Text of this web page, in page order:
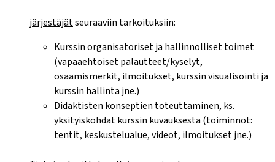
järjestäjätseuraaviin tarkoituksiin:
Kurssin organisatoriset ja hallinnolliset toimet
(vapaaehtoiset palautteet/kyselyt,
osaamismerkit, ilmoitukset, kurssin visualisointi ja
kurssin hallinta jne.)
Didaktisten konseptien toteuttaminen, ks.
yksityiskohdat kurssin kuvauksesta (toiminnot:
tentit, keskustelualue, videot, ilmoitukset jne.)